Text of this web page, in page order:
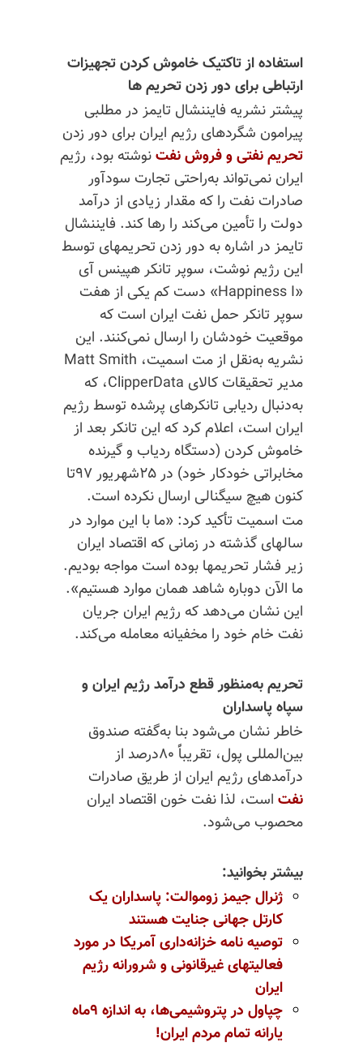
استفاده از تاکتیک خاموش کردن تجهیزات
ارتباطی برای دور زدن تحریم ها
پیشتر نشریه فایننشال تایمز در مطلبی
پیرامون شگردهای رژیم ایران برای دور زدن
تحریمنفتیوفروشنفتنوشته بود، رژیم
ایران نمی‌تواند به‌راحتی تجارت سودآور
صادرات نفت را که مقدار زیادی از درآمد
دولت را تأمین می‌کند را رها کند. فایننشال
تایمز در اشاره به دور زدن تحریمهای توسط
این رژیم نوشت، سوپر تانکر هپینس آی
«Happiness I» دست کم یکی از هفت
سوپر تانکر حمل نفت ایران است که
موقعیت خودشان را ارسال نمی‌کنند. این
نشریه به‌نقل از مت اسمیت، Matt Smith
مدیر تحقیقات کالای ClipperData، که
به‌دنبال ردیابی تانکرهای پرشده توسط رژیم
ایران است، اعلام کرد که این تانکر بعد از
خاموش کردن (دستگاه ردیاب و گیرنده
مخابراتی خودکار خود) در ۲۵شهریور ۹۷تا
کنون هیچ سیگنالی ارسال نکرده است.
مت اسمیت تأکید کرد: «ما با این موارد در
سالهای گذشته در زمانی که اقتصاد ایران
زیر فشار تحریمها بوده است مواجه بودیم.
ما الآن دوباره شاهد همان موارد هستیم».
این نشان می‌دهد که رژیم ایران جریان
نفت خام خود را مخفیانه معامله می‌کند.
تحریم به‌منظور قطع درآمد رژیم ایران و
سپاه پاسداران
خاطر نشان می‌شود بنا‌ به‌گفته صندوق
بین‌المللی پول، تقریباًً ۸۰درصد از
درآمدهای رژیم ایران از طریق صادرات
نفت است، لذا نفت خون‌ اقتصاد ایران
محصوب می‌شود.
بیشتر بخوانید:
ژنرالجیمززوموالت: پاسدارانیک
کارتلجهانیجنایتهستند
توصیهنامهخزانهداریآمریکا درمورد
فعالیتهایغیرقانونیوشرورانهرژیم
ایران
چپاول درپتروشیمیها، بهاندازه ماه
یارانهتماممردمایران!